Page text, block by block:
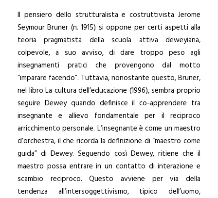
Il pensiero dello strutturalista e costruttivista Jerome
Seymour Bruner (n. 1915) si oppone per certi aspetti alla
teoria pragmatista della scuola attiva deweyiana,
colpevole, a suo avviso, di dare troppo peso agli
insegnamenti pratici che provengono dal motto
“imparare facendo”. Tuttavia, nonostante questo, Bruner,
nel libro La cultura dell’educazione (1996), sembra proprio
seguire Dewey quando definisce il co-apprendere tra
insegnante e allievo fondamentale per il reciproco
arricchimento personale. L’insegnante è come un maestro
d’orchestra, il che ricorda la definizione di “maestro come
guida” di Dewey. Seguendo così Dewey, ritiene che il
maestro possa entrare in un contatto di interazione e
scambio reciproco. Questo avviene per via della
tendenza all’intersoggettivismo, tipico dell’uomo,